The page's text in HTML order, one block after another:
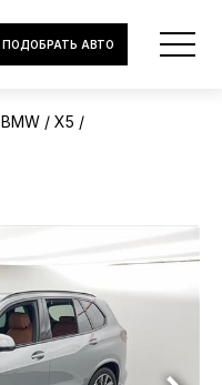
ПОДОБРАТЬ АВТО
BMW
X5